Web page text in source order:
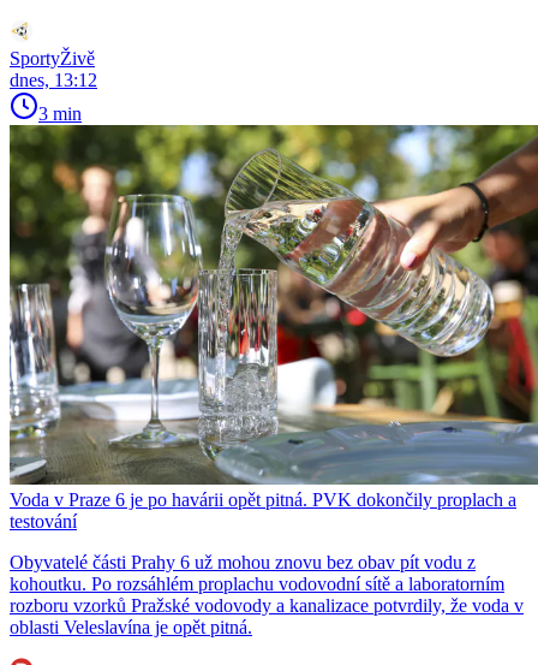
SportyŽivě
dnes, 13:12
3 min
Voda v Praze 6 je po havárii opět pitná. PVK dokončily proplach a
testování
Obyvatelé části Prahy 6 už mohou znovu bez obav pít vodu z
kohoutku. Po rozsáhlém proplachu vodovodní sítě a laboratorním
rozboru vzorků Pražské vodovody a kanalizace potvrdily, že voda v
oblasti Veleslavína je opět pitná.